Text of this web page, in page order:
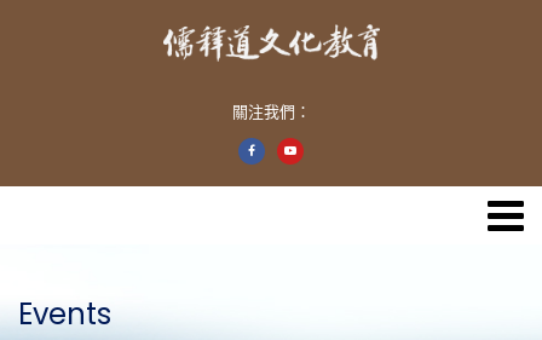
關注我們：
Events